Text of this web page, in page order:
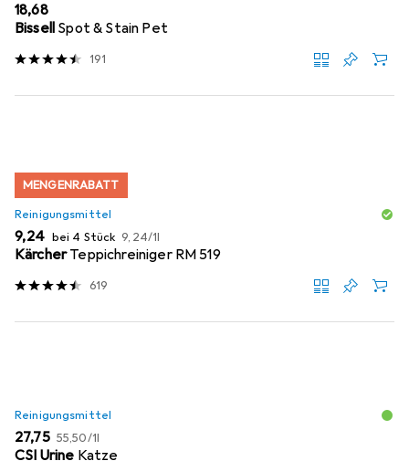
EUR
18,68
Bissell Spot & Stain Pet
191
MENGENRABATT
Reinigungsmittel
EUR
9,24 bei 4 Stück EUR
9,24/1l
KärcherTeppichreiniger RM 519
619
Reinigungsmittel
EUR
27,75 EUR
55,50/1l
CSI Urine Katze